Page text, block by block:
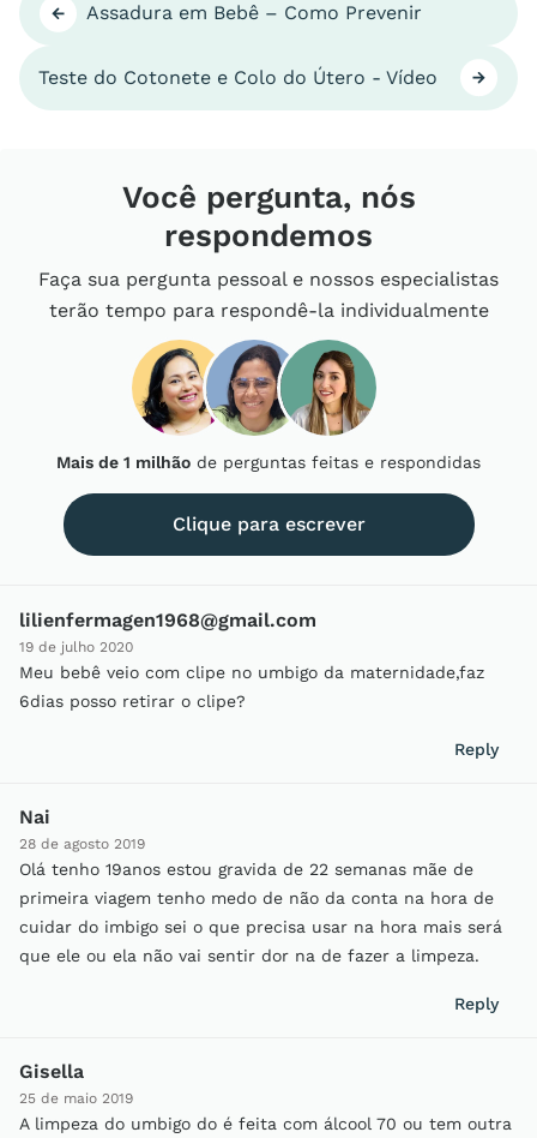
Assadura em Bebê – Como Prevenir
Teste do Cotonete e Colo do Útero - Vídeo
Você pergunta, nós
respondemos
Faça sua pergunta pessoal e nossos especialistas
terão tempo para respondê-la individualmente
Mais de 1 milhão de perguntas feitas e respondidas
Clique para escrever
lilienfermagen1968@gmail.com
19 de julho 2020
Meu bebê veio com clipe no umbigo da maternidade,faz
6dias posso retirar o clipe?
Reply
Nai
28 de agosto 2019
Olá tenho 19anos estou gravida de 22 semanas mãe de
primeira viagem tenho medo de não da conta na hora de
cuidar do imbigo sei o que precisa usar na hora mais será
que ele ou ela não vai sentir dor na de fazer a limpeza.
Reply
Gisella
25 de maio 2019
A limpeza do umbigo do é feita com álcool 70 ou tem outra